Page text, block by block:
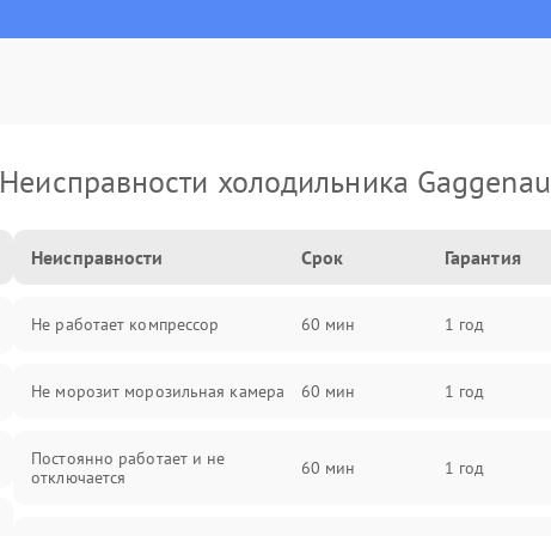
Неисправности холодильника Gaggenau
Неисправности Срок Гарантия
Не работает компрессор 60 мин 1 год
Не морозит морозильная камера 60 мин 1 год
Постоянно работает и не
отключается
60 мин 1 год